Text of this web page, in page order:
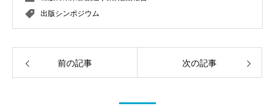
出版シンポジウム
前の記事 次の記事